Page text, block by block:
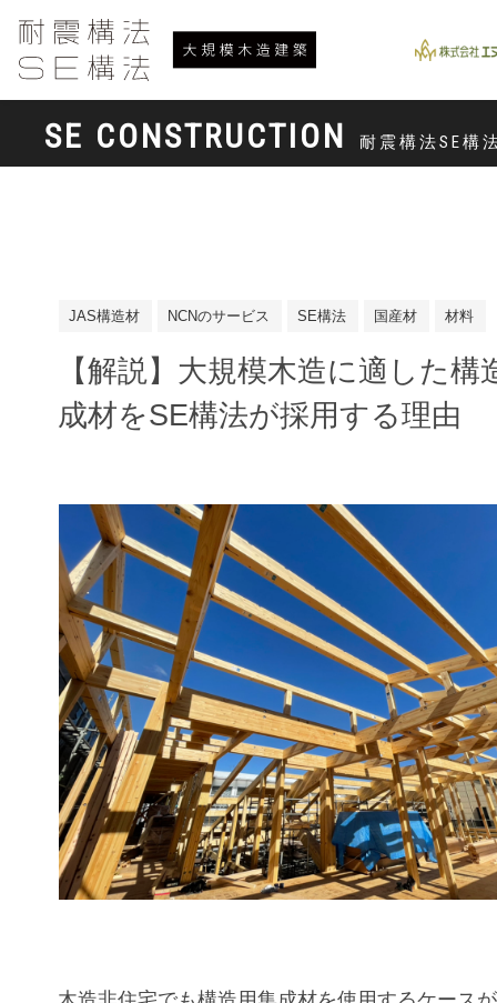
SE CONSTRUCTION 耐震構法SE構
JAS構造材 NCNのサービス SE構法 国産材 材料
【解説】大規模木造に適した構
成材をSE構法が採用する理由